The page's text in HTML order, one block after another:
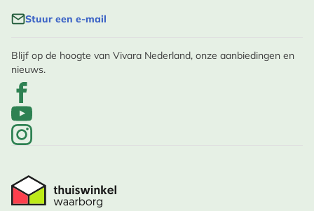
Stuur een e-mail
Blijf op de hoogte van Vivara Nederland, onze aanbiedingen en
nieuws.